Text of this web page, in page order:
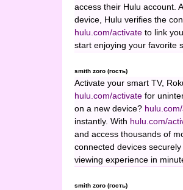
access their Hulu account.
device, Hulu verifies the
hulu.com/activate to link
start enjoying your favorite
smith zoro (гость)
Activate your smart TV,
hulu.com/activate for
on a new device?
instantly. With hulu.com/
and access thousands of
connected devices
viewing experience in
smith zoro (гость)